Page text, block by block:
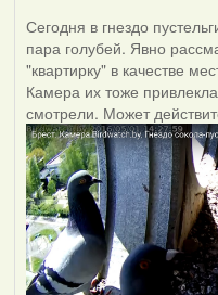
Сегодня в гнездо
пара голубей. Явно
"квартирку" в качестве
Камера их тоже
смотрели. Может